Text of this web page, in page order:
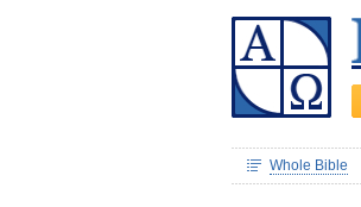
Whole Bible